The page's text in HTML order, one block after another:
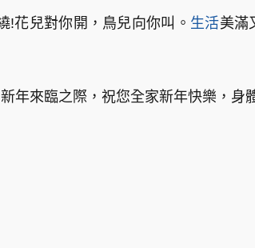
!花兒對你開，鳥兒向你叫。 生活美滿
年來臨之際，祝您全家新年快樂，身